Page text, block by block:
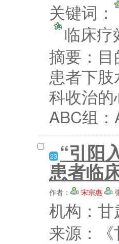
关键词：
临床
摘要：
患者下
科收治
ABC组
23 “引阳
患者临
作者： 宋宗惠
机构：
来源：